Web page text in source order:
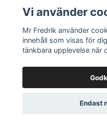
Sociala medier
©
Vi använder
Mr Fredrik använder
innehåll som visas för
tänkbara upplevelse när
Endast